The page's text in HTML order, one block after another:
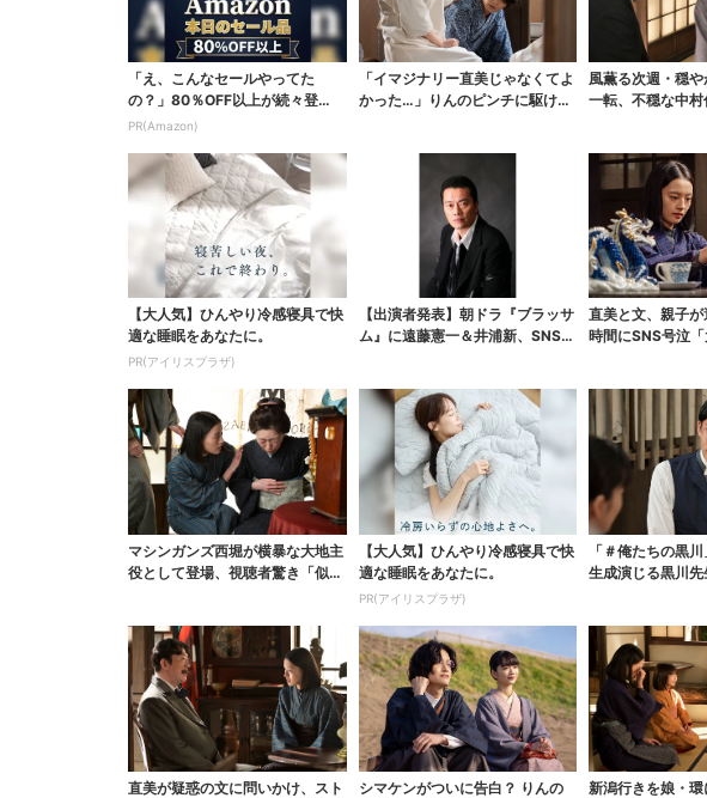
「え、こんなセールやってた
の？」80％OFF以上が続々登
場！Amazonの本気が...
PR(Amazon)
「イマジナリー直美じゃなくてよ
かった…」りんのピンチに駆けつ
風薫る次週・穏
一転、不穏な中村
【大人気】ひんやり冷感寝具で快
適な睡眠をあなたに。
PR(アイリスプラザ)
【出演者発表】朝ドラ『ブラッサ
ム』に遠藤憲一＆井浦新、SNS期
直美と文、親子
時間にSNS号泣「
マシンガンズ西堀が横暴な大地主
役として登場、視聴者驚き「似て
【大人気】ひんやり冷感寝具で快
適な睡眠をあなたに。
PR(アイリスプラザ)
「＃俺たちの黒
生成演じる黒川先
直美が疑惑の文に問いかけ、スト
シマケンがついに告白？ りんの
新潟行きを娘・環